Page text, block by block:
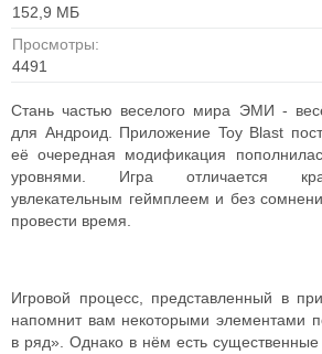
152,9 МБ
Просмотры:
4491
Стань частью веселого мира ЭМИ -
для Андроид. Приложение Toy Blast
её очередная модификация
уровнями. Игра отличается
увлекательным геймплеем и без
провести время.
Игровой процесс, представленный в
напомнит вам некоторыми элементами
в ряд». Однако в нём есть